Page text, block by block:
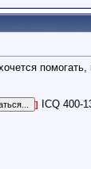
] ICQ 400-